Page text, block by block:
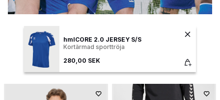
hmlCORE 2.0 JERSEY S/S
Kortärmad sporttröja
280,00 SEK